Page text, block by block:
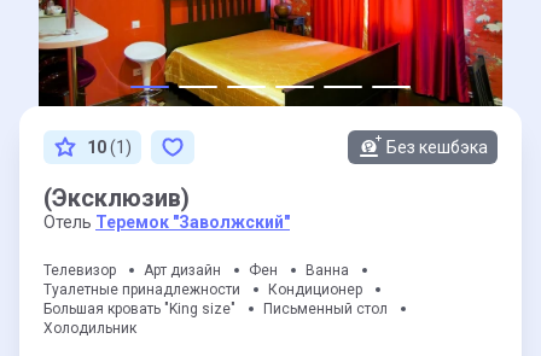
10(1) Без кешбэка
(Эксклюзив)
Отель Теремок "Заволжский"
Телевизор Арт дизайн Фен
Ванна
Туалетные принадлежности
Кондиционер
Большая кровать "King size"
Письменный стол
Холодильник